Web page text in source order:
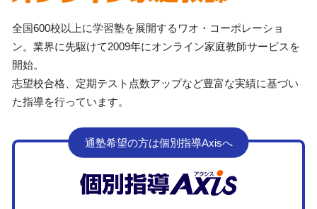
全国600校以上に学習塾を展開するワオ・コーポレーショ
ン。業界に先駆けて2009年にオンライン家庭教師サービスを
開始。
志望校合格、定期テスト点数アップなど豊富な実績に基づい
た指導を行っています。
通塾希望の方は個別指導Axisへ